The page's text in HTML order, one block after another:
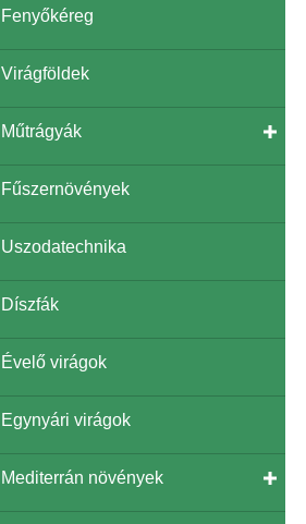
Fenyőkéreg
Virágföldek
Műtrágyák
Fűszernövények
Uszodatechnika
Díszfák
Évelő virágok
Egynyári virágok
Mediterrán növények